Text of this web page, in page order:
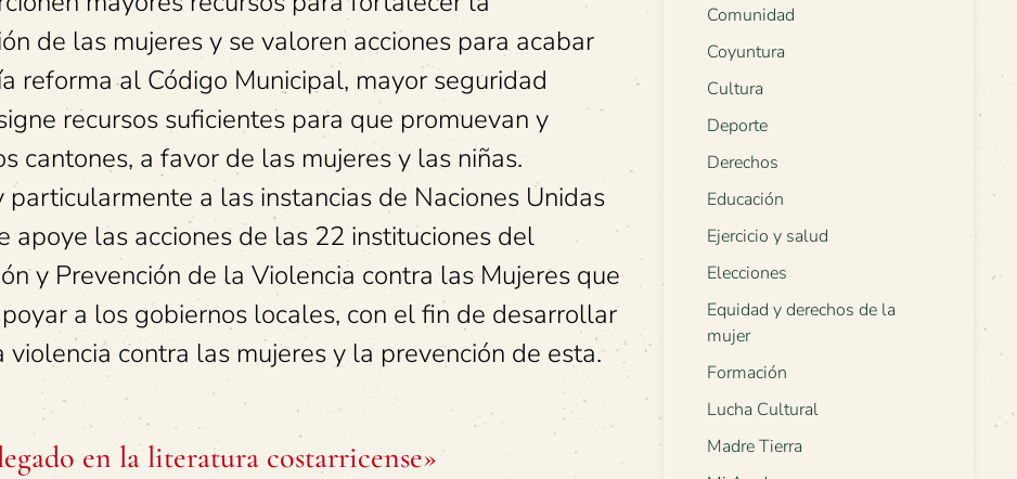
de las mujeres y se valoren acciones para acabar
reforma al Código Municipal, mayor seguridad
recursos suficientes para que promuevan y
cantones, a favor de las mujeres y las niñas.
a las instancias de Naciones Unidas
apoye las acciones de las 22 instituciones del
y Prevención de la Violencia contra las Mujeres que
a los gobiernos locales, con el fin de desarrollar
contra las mujeres y la prevención de esta.
en la literatura costarricense»
Comunidad
Coyuntura
Cultura
Deporte
Derechos
Educación
Ejercicio y salud
Elecciones
Equidad y derechos de la
mujer
Formación
Lucha Cultural
Madre Tierra